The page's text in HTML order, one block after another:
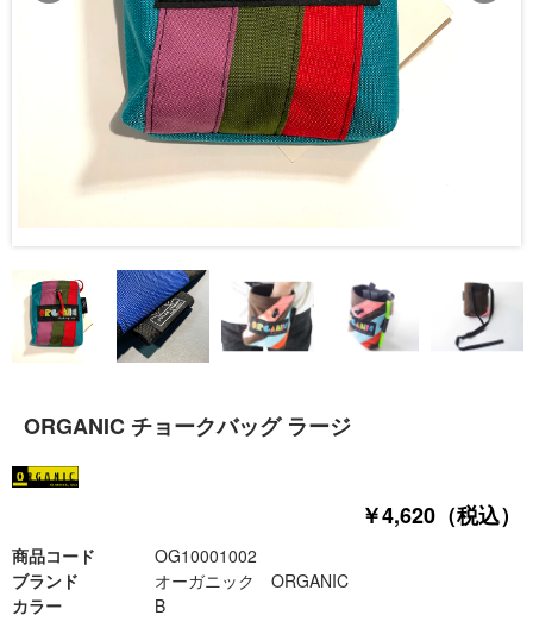
ORGANIC チョークバッグ ラージ
￥4,620（税込）
商品コード
OG10001002
ブランド
オーガニック ORGANIC
カラー
B